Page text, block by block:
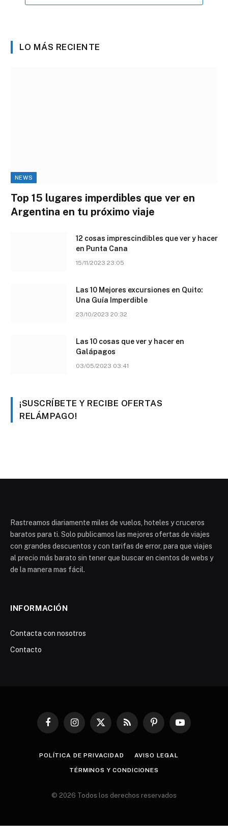
LO MÁS RECIENTE
NEWS
Top 15 lugares imperdibles que ver en
Argentina en tu próximo viaje
12 cosas imprescindibles que ver y hacer
en Punta Cana
15/11/2023 23:05
Las 10 Mejores excursiones en Quito:
Una Guía Imperdible
23/10/2023 20:32
Las 10 cosas que ver y hacer en
Galápagos
03/05/2023 03:41
¡SUSCRÍBETE Y RECIBE OFERTAS
RELÁMPAGO!
Rastreamos diariamente miles de vuelos, hoteles y cruceros
baratos para ti. Solo publicamos las mejores ofertas de viajes
con grandes descuentos y con tarifas de error, para que viajes
al precio más barato sin tener que buscar en cientos de webs y
de la manera mas fácil.
INFORMACIÓN
Contacta con nosotros
Contacto
FacebookInstagram
X
RSS PinterestYouTube
POLÍTICA DE PRIVACIDAD AVISO LEGAL
TÉRMINOS Y CONDICIONES
© 2026 Todos los derechos reservados